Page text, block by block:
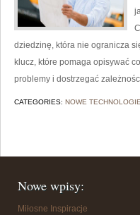
dziedzinę, która nie ogranicza
klucz, które pomaga opisywać
problemy i dostrzegać
CATEGORIES: NOWE TECHNOLOGIE
Nowe wpisy:
Miłosne Inspiracje